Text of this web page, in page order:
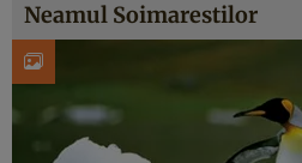
Neamul Soimarestilor